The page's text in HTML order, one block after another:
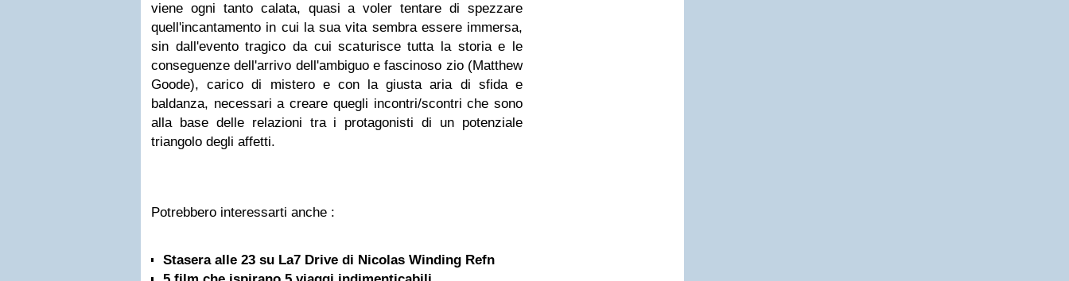
viene ogni tanto calata, quasi a voler tentare di spezzare
quell'incantamento in cui la sua vita sembra essere immersa,
sin dall'evento tragico da cui scaturisce tutta la storia e le
conseguenze dell'arrivo dell'ambiguo e fascinoso zio (Matthew
Goode), carico di mistero e con la giusta aria di sfida e
baldanza, necessari a creare quegli incontri/scontri che sono
alla base delle relazioni tra i protagonisti di un potenziale
triangolo degli affetti.
Potrebbero interessarti anche :
Stasera alle 23 su La7 Drive di Nicolas Winding Refn